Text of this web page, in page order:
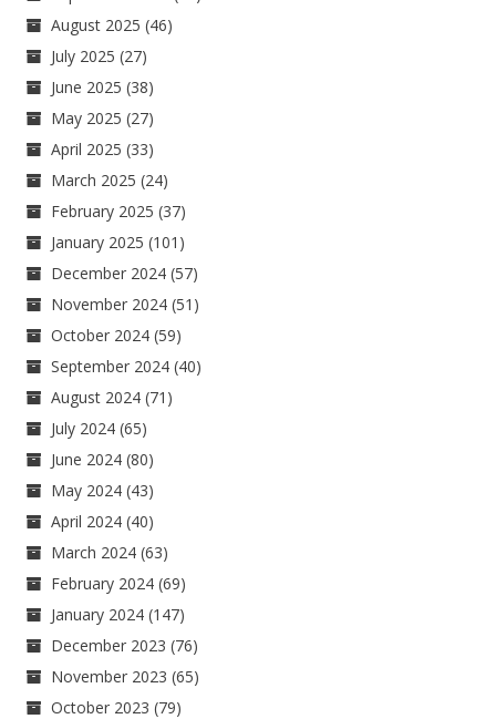
August 2025 (46)
July 2025 (27)
June 2025 (38)
May 2025 (27)
April 2025 (33)
March 2025 (24)
February 2025 (37)
January 2025 (101)
December 2024 (57)
November 2024 (51)
October 2024 (59)
September 2024 (40)
August 2024 (71)
July 2024 (65)
June 2024 (80)
May 2024 (43)
April 2024 (40)
March 2024 (63)
February 2024 (69)
January 2024 (147)
December 2023 (76)
November 2023 (65)
October 2023 (79)